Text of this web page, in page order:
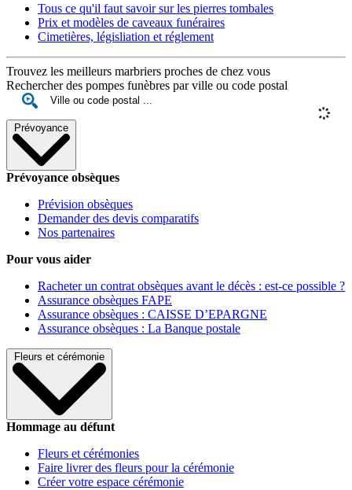
Tous ce qu'il faut savoir sur les pierres tombales
Prix et modèles de caveaux funéraires
Cimetières, législiation et réglement
Trouvez les meilleurs marbriers proches de chez vous
Rechercher des pompes funèbres par ville ou code postal
Prévoyance
Prévoyance obsèques
Prévision obsèques
Demander des devis comparatifs
Nos partenaires
Pour vous aider
Racheter un contrat obsèques avant le décès : est-ce possible ?
Assurance obsèques FAPE
Assurance obsèques : CAISSE D’EPARGNE
Assurance obsèques : La Banque postale
Fleurs et cérémonie
Hommage au défunt
Fleurs et cérémonies
Faire livrer des fleurs pour la cérémonie
Créer votre espace cérémonie